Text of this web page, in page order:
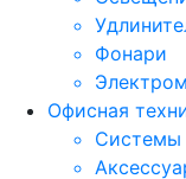
Фонари
Офисная
Cистемы